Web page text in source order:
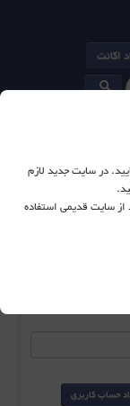
اکانت
حساب کاربری
در سایت جدید لازم
سایت قدیمی استفاده